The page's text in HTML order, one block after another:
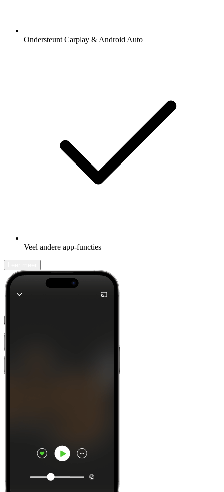
Ondersteunt Carplay & Android Auto
Veel andere app-functies